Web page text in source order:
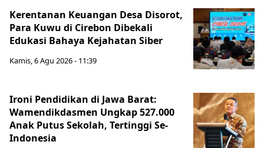
Kerentanan Keuangan Desa Disorot,
Para Kuwu di Cirebon Dibekali
Edukasi Bahaya Kejahatan Siber
Kamis, 6 Agu 2026 - 11:39
Ironi Pendidikan di Jawa Barat:
Wamendikdasmen Ungkap 527.000
Anak Putus Sekolah, Tertinggi Se-
Indonesia